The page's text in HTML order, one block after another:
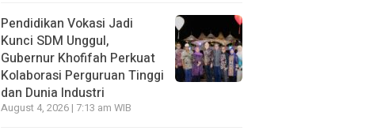
Pendidikan Vokasi Jadi
Kunci SDM Unggul,
Gubernur Khofifah Perkuat
Kolaborasi Perguruan Tinggi
dan Dunia Industri
August 4, 2026 | 7:13 am WIB